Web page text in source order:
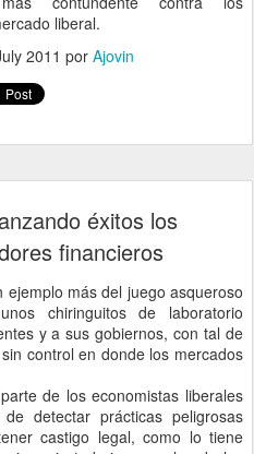
liberal.
2011 por Ajovin
éxitos los
financieros
más del juego asqueroso
chiringuitos de laboratorio
y a sus gobiernos, con tal de
control en donde los mercados
de los economistas liberales
detectar prácticas peligrosas
castigo legal, como lo tiene